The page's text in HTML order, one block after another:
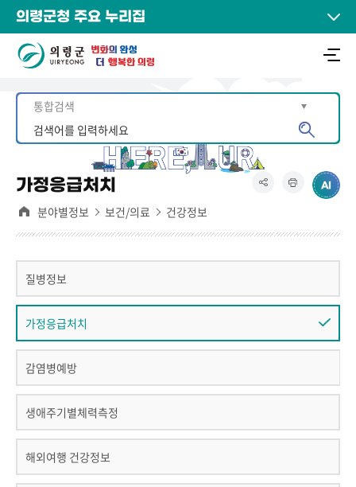
의령군청 주요 누리집
가정응급처치
분야별정보 보건/의료 건강정보
질병정보
가정응급처치
감염병예방
생애주기별체력측정
해외여행 건강정보